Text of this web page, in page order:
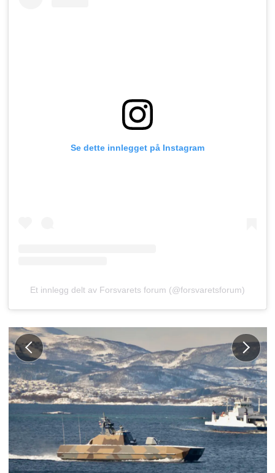
Se dette innlegget på Instagram
Et innlegg delt av Forsvarets forum (@forsvaretsforum)